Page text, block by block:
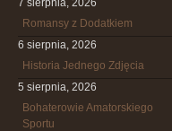
7 sierpnia, 2026
Romansy z Dodatkiem
6 sierpnia, 2026
Historia Jednego Zdjęcia
5 sierpnia, 2026
Bohaterowie Amatorskiego
Sportu